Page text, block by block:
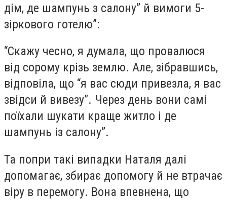
дім, де шампунь з салону” й вимоги 5-
зіркового готелю”:
“Скажу чесно, я думала, що провалюся
від сорому крізь землю. Але, зібравшись,
відповіла, що “я вас сюди привезла, я вас
звідси й вивезу”. Через день вони самі
поїхали шукати краще житло і де
шампунь із салону”.
Та попри такі випадки Наталя далі
допомагає, збирає допомогу й не втрачає
віру в перемогу. Вона впевнена, що